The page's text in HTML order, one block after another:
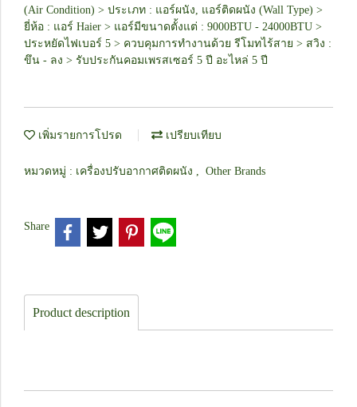
(Air Condition) > ประเภท : แอร์ผนัง, แอร์ติดผนัง (Wall Type) >
ยี่ห้อ : แอร์ Haier > แอร์มีขนาดตั้งแต่ : 9000BTU - 24000BTU >
ประหยัดไฟเบอร์ 5 > ควบคุมการทำงานด้วย รีโมทไร้สาย > สวิง :
ขึน - ลง > รับประกันคอมเพรสเซอร์ 5 ปี อะไหล่ 5 ปี
เพิ่มรายการโปรด เปรียบเทียบ
หมวดหมู่ : เครื่องปรับอากาศติดผนัง , Other Brands
Share
Product description